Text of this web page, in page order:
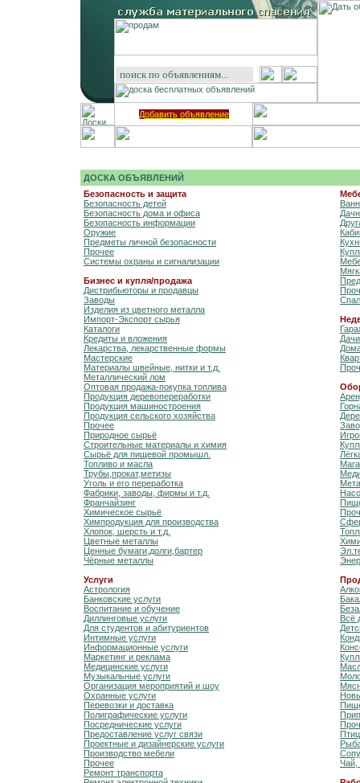
Добавить объявление
ДОСКА ОБЪЯВЛЕНИЙ
Безопасность и защита
Безопасность детей
Безопасность дома и офиса
Безопасность информации
Оружие
Предметы личной безопасности
Прочее
Системы охраны и сигнализации
Бизнес и купля/продажа
Дистрибьюторы и продавцы
Заводы
Изделия из цветного металла
Импорт-Экспорт сырья
Каталоги
Кредиты и вложения
Лекарства, лекарственные формы
Мастерские
Материалы швейные, нитки и т.д.
Металлический лом
Оптовая продажа-покупка топлива
Продукция деревопереработки
Продукция машиностроения
Продукция сельского хозяйства
Прочее
Природное сырьё
Строительные материалы и химия
Сырьё для пищевой промышл.
Топливо и масла
Трубы,прокат,метизы
Уголь и его переработка
Фабрики, заводы, фирмы и т.д.
Франчайзинг
Химическое сырьё
Химпродукция для производства
Хлопок, шерсть и т.д.
Цветные металлы
Ценные бумаги,долги,бартер
Чёрные металлы
Услуги
Астрология
Банковские услуги
Воспитание и обучение
Диллинговые услуги
Для студентов и абитуриентов
Интимные услуги
Информационные услуги
Маркетинг и реклама
Медицинские услуги
Музыкальные услуги
Организация мероприятий и шоу
Охранные услуги
Перевозки и доставка
Полиграфические услуги
Посреднические услуги
Предоставление услуг связи
Проектные и дизайнерские услуги
Производство мебели
Прочее
Ремонт транспорта
Всё
Чай,